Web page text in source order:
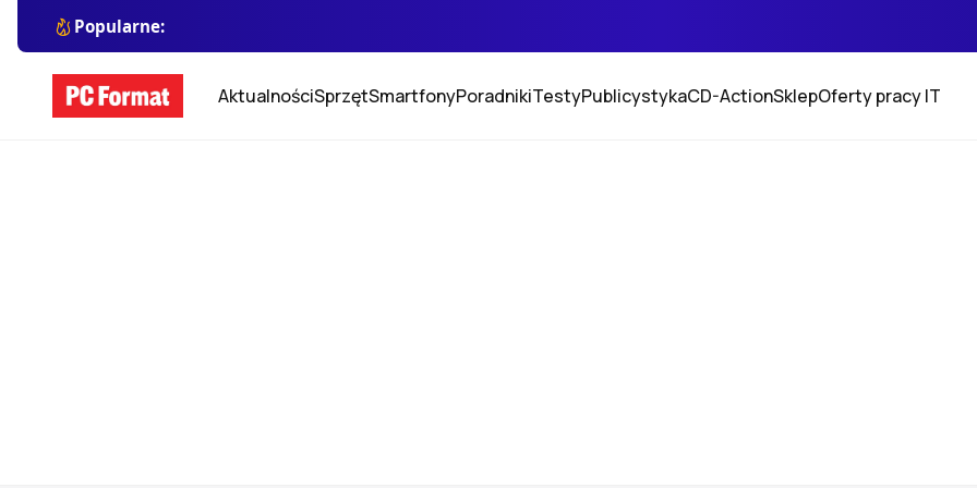
Popularne:
AktualnościSprzętSmartfonyPoradnikiTestyPublicystykaCD-ActionSklepOferty pracy IT